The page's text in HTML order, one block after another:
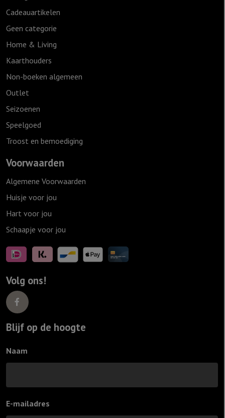
Cadeauartikelen
Geen categorie
Home & Living
Kaarthouders
Non-boeken algemeen
Outlet
Seizoenen
Speelgoed
Troost en bemoediging
Voorwaarden
Algemene Voorwaarden
Huisje voor jou
Hart voor jou
Schaapje voor jou
Volg ons!
Blijf op de hoogte
Naam
E-mailadres